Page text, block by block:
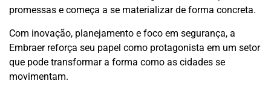
promessas e começa a se materializar de forma concreta.
Com inovação, planejamento e foco em segurança, a
Embraer reforça seu papel como protagonista em um setor
que pode transformar a forma como as cidades se
movimentam.